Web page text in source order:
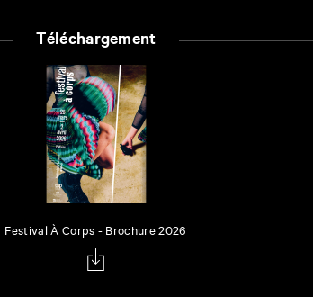
Téléchargement
Festival À Corps - Brochure 2026